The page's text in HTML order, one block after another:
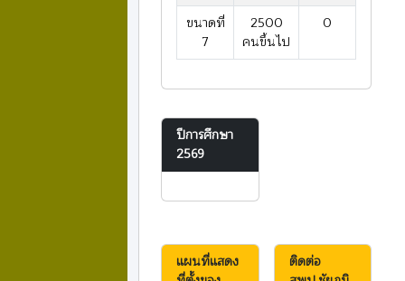
ขนาดที่
7
2500
คนขึ้นไป
0
ปีการศึกษา
2569
แผนที่แสดง
ติดต่อ